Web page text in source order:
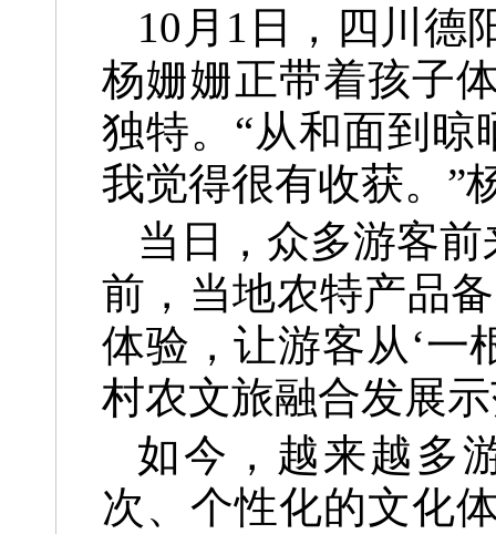
10月1日，四川德
杨姗姗正带着孩子
独特。“从和面到晾
我觉得很有收获。”
当日，众多游客
前，当地农特产品
体验，让游客从‘一
村农文旅融合发展
如今，越来越多
次、个性化的文化